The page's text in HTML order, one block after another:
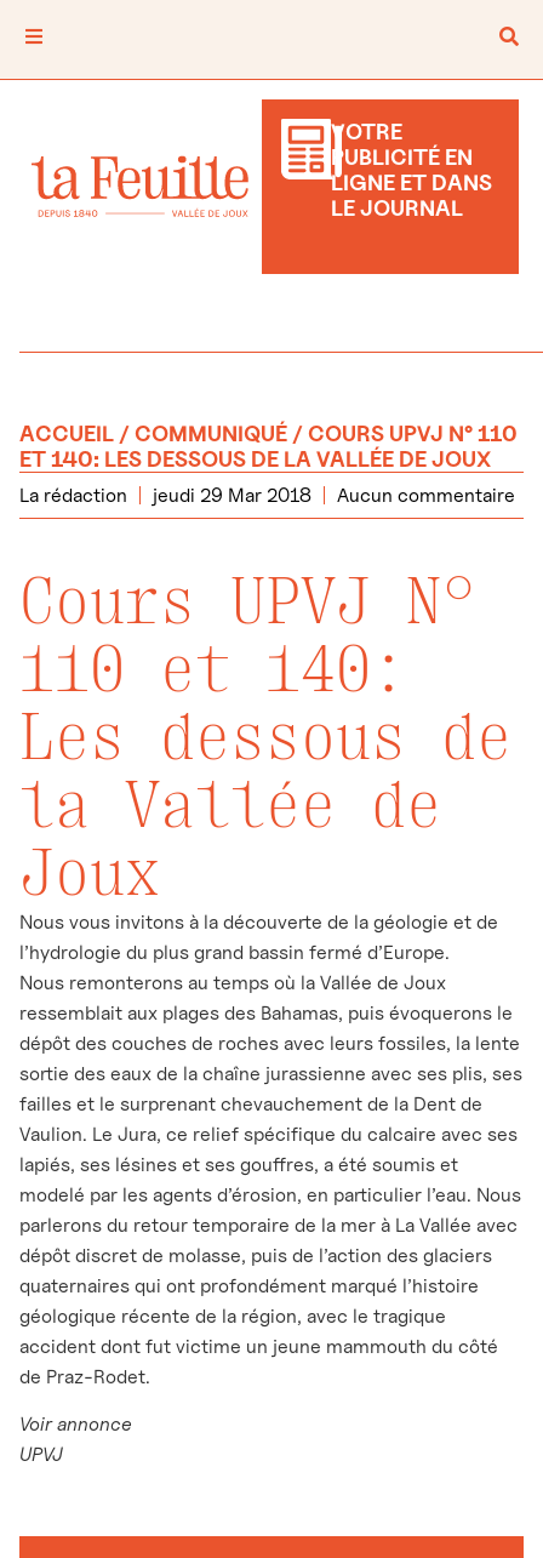
VOTRE
PUBLICITÉ EN
LIGNE ET DANS
LE JOURNAL
ACCUEIL /COMMUNIQUÉ / COURS UPVJ N° 110
ET 140: LES DESSOUS DE LA VALLÉE DE JOUX
La rédaction jeudi 29 Mar 2018 Aucun commentaire
Cours UPVJ N°
110 et 140:
Les dessous de
la Vallée de
Joux
Nous vous invitons à la découverte de la géologie et de
l’hydrologie du plus grand bassin fermé d’Europe.
Nous remonterons au temps où la Vallée de Joux
ressemblait aux plages des Bahamas, puis évoquerons le
dépôt des couches de roches avec leurs fossiles, la lente
sortie des eaux de la chaîne jurassienne avec ses plis, ses
failles et le surprenant chevauchement de la Dent de
Vaulion. Le Jura, ce relief spécifique du calcaire avec ses
lapiés, ses lésines et ses gouffres, a été soumis et
modelé par les agents d’érosion, en particulier l’eau. Nous
parlerons du retour temporaire de la mer à La Vallée avec
dépôt discret de molasse, puis de l’action des glaciers
quaternaires qui ont profondément marqué l’histoire
géologique récente de la région, avec le tragique
accident dont fut victime un jeune mammouth du côté
de Praz-Rodet.
Voir annonce
UPVJ